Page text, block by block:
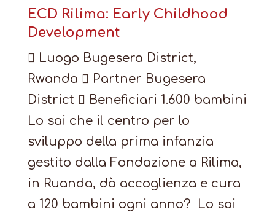
ECD Rilima: Early Childhood
Development
 Luogo Bugesera District,
Rwanda  Partner Bugesera
District  Beneficiari 1.600 bambini
Lo sai che il centro per lo
sviluppo della prima infanzia
gestito dalla Fondazione a Rilima,
in Ruanda, dà accoglienza e cura
a 120 bambini ogni anno? Lo sai